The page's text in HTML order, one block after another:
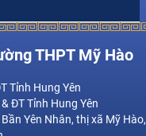
THPT Mỹ Hào
Tỉnh Hung Yên
& ĐT Tỉnh Hung Yên
Yên Nhân, thị xã Mỹ Hào,